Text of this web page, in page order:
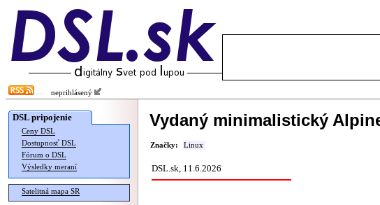
neprihlásený
DSL pripojenie
Ceny DSL
Dostupnosť DSL
Fórum o DSL
Výsledky meraní
Satelitná mapa SR
Vydaný minimalistický
Značky: Linux
DSL.sk, 11.6.2026